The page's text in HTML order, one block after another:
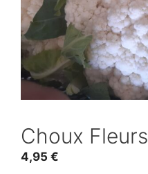
Choux Fleurs
4,95 €